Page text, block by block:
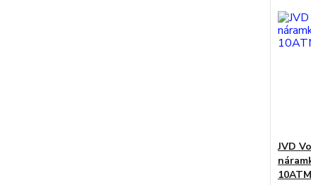
JVD
10ATM